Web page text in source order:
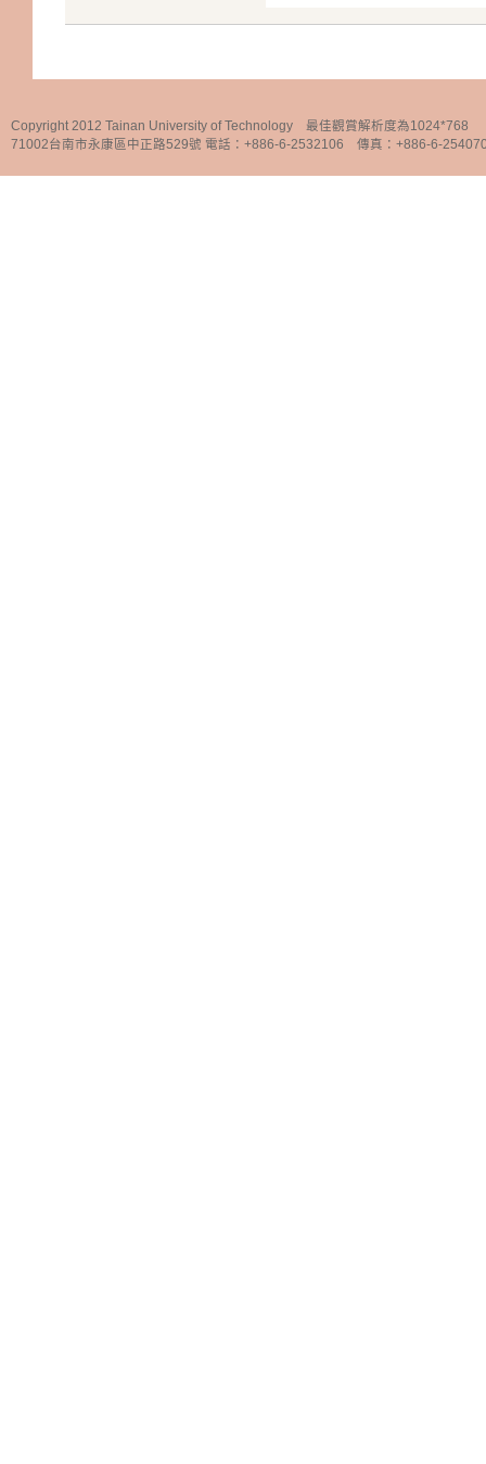
Copyright 2012 Tainan University of Technology 最佳觀賞解析度為1024*768
71002台南市永康區中正路529號 電話：+886-6-2532106 傳真：+886-6-